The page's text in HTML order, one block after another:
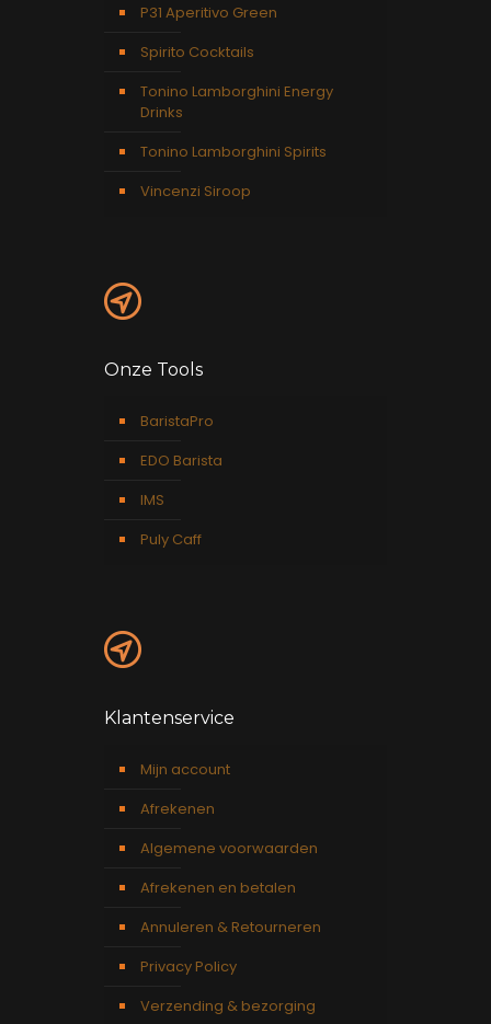
P31 Aperitivo Green
Spirito Cocktails
Tonino Lamborghini Energy
Drinks
Tonino Lamborghini Spirits
Vincenzi Siroop
Onze Tools
BaristaPro
EDO Barista
IMS
Puly Caff
Klantenservice
Mijn account
Afrekenen
Algemene voorwaarden
Afrekenen en betalen
Annuleren & Retourneren
Privacy Policy
Verzending & bezorging